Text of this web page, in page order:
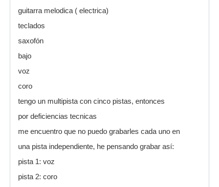
guitarra melodica ( electrica)
teclados
saxofón
bajo
voz
coro
tengo un multipista con cinco pistas, entonces
por deficiencias tecnicas
me encuentro que no puedo grabarles cada uno en
una pista independiente, he pensando grabar así:
pista 1: voz
pista 2: coro